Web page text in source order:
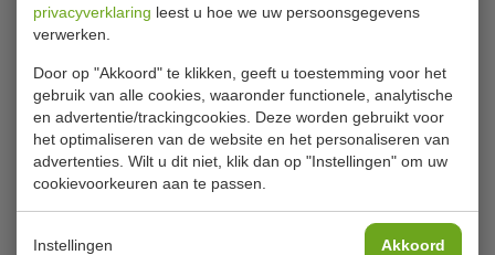
privacyverklaring leest u hoe we uw persoonsgegevens
verwerken.
Door op "Akkoord" te klikken, geeft u toestemming voor het
gebruik van alle cookies, waaronder functionele, analytische
en advertentie/trackingcookies. Deze worden gebruikt voor
het optimaliseren van de website en het personaliseren van
advertenties. Wilt u dit niet, klik dan op "Instellingen" om uw
cookievoorkeuren aan te passen.
Instellingen Akkoord
IJsschep |
portioneerlepel | inhoud
125 ml | 8 porties per liter
Vogue
IJshoornhouder | RVS | 4
ijshoorntjes
€ 26,00